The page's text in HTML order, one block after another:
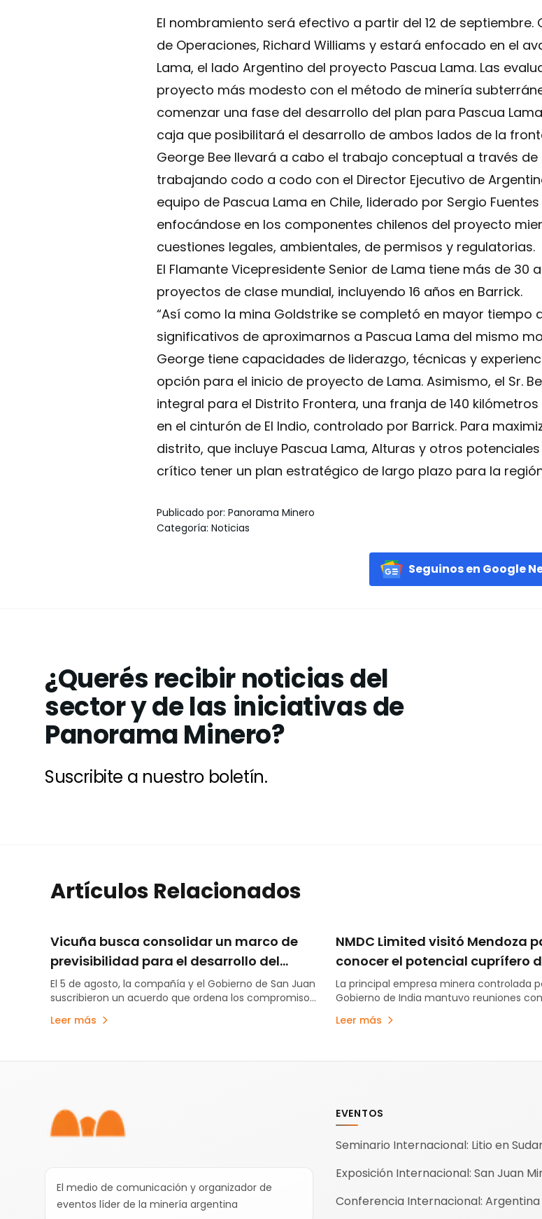
El nombramiento será efectivo a partir del 12 de
de Operaciones, Richard Williams y estará enfocado en el
Lama, el lado Argentino del proyecto Pascua Lama. Las
proyecto más modesto con el método de minería
comenzar una fase del desarrollo del plan para Pascua
caja que posibilitará el desarrollo de ambos lados de la
George Bee llevará a cabo el trabajo conceptual a través
trabajando codo a codo con el Director Ejecutivo de
equipo de Pascua Lama en Chile, liderado por Sergio
enfocándose en los componentes chilenos del proyecto
cuestiones legales, ambientales, de permisos y regulatorias.
El Flamante Vicepresidente Senior de Lama tiene más de
proyectos de clase mundial, incluyendo 16 años en Barrick.
“Así como la mina Goldstrike se completó en mayor tiempo
significativos de aproximarnos a Pascua Lama del mismo
George tiene capacidades de liderazgo, técnicas y
opción para el inicio de proyecto de Lama. Asimismo, el Sr.
integral para el Distrito Frontera, una franja de 140
en el cinturón de El Indio, controlado por Barrick. Para
distrito, que incluye Pascua Lama, Alturas y otros
crítico tener un plan estratégico de largo plazo para la
Publicado por: Panorama Minero
Categoría: Noticias
Seguinos en Google
¿Querés recibir noticias del
sector y de las iniciativas de
Panorama Minero?
Suscribite a nuestro boletín.
Artículos Relacionados
Vicuña busca consolidar un marco de
previsibilidad para el desarrollo del
proyecto en San Juan
El 5 de agosto, la compañía y el Gobierno de San Juan
suscribieron un acuerdo que ordena los compromisos
establecidos en la Declaración de Impacto Ambiental,
estabiliza el esquema de regalías e incorpora un
Leer más
NMDC Limited visitó Mendoza
conocer el potencial cuprífero
provincia y su modelo de
minero
La principal empresa minera controlada
Gobierno de India mantuvo reuniones
provinciales para interiorizarse sobre los
cobre, Malargüe Distrito Minero Occidental
Leer más
El medio de comunicación y organizador de
eventos líder de la minería argentina
EVENTOS
Seminario Internacional: Litio en
Exposición Internacional: San Juan
Conferencia Internacional: